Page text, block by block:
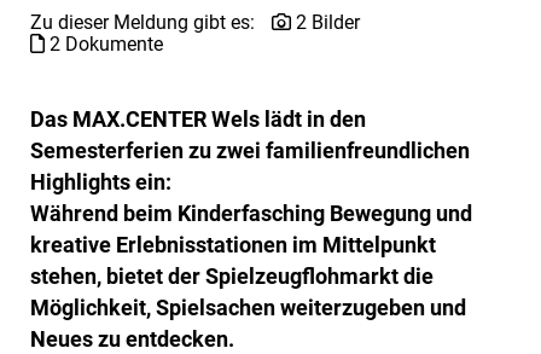
Zu dieser Meldung gibt es:
2 Bilder
2 Dokumente
Das MAX.CENTER Wels lädt in den
Semesterferien zu zwei familienfreundlichen
Highlights ein:
Während beim Kinderfasching Bewegung und
kreative Erlebnisstationen im Mittelpunkt
stehen, bietet der Spielzeugflohmarkt die
Möglichkeit, Spielsachen weiterzugeben und
Neues zu entdecken.